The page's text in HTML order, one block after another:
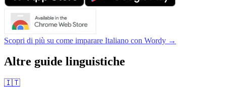
Scopri di più su come imparare Italiano con Wordy →
Altre guide linguistiche
🇮🇹